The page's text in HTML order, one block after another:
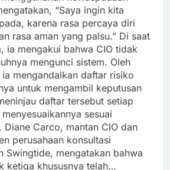
“Saya ingin kita
karena rasa percaya diri
rasa aman yang palsu.” Di saat
ia mengakui bahwa CIO tidak
mengunci sistem. Oleh
mengandalkan daftar risiko
untuk mengambil keputusan
daftar tersebut setiap
sesuai
Diane Carco, mantan CIO dan
perusahaan konsultasi
Swingtide, mengatakan bahwa
ketiga khususnya telah…